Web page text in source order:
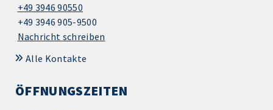
+49 3946 90550
+49 3946 905-9500
Nachricht schreiben
Alle Kontakte
ÖFFNUNGSZEITEN